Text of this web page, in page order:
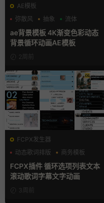
AE模板
弥散风
抽象 流体
ae背景模板 4K渐变色彩动态
背景循环动画AE模板
2周前
FCPX发生器
动态歌词排版
商务模板
字幕模板
FCPX插件 循环选项列表文本
滚动歌词字幕文字动画
3周前